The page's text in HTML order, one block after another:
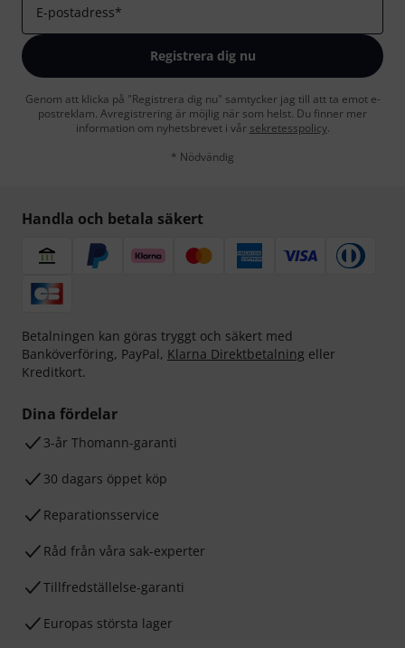
E-postadress*
Registrera dig nu
Genom att klicka på "Registrera dig nu" samtycker jag till att ta emot e-
postreklam. Avregistrering är möjlig när som helst. Du finner mer
information om nyhetsbrevet i vår sekretesspolicy.
* Nödvändig
Handla och betala säkert
Betalningen kan göras tryggt och säkert med
Banköverföring, PayPal, Klarna Direktbetalning eller
Kreditkort.
Dina fördelar
3-år Thomann-garanti
30 dagars öppet köp
Reparationsservice
Råd från våra sak-experter
Tillfredställelse-garanti
Europas största lager